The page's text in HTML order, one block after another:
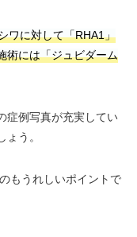
ワに対して「RHA1」
術には「ジュビダーム
症例写真が充実してい
う。
もうれしいポイントで